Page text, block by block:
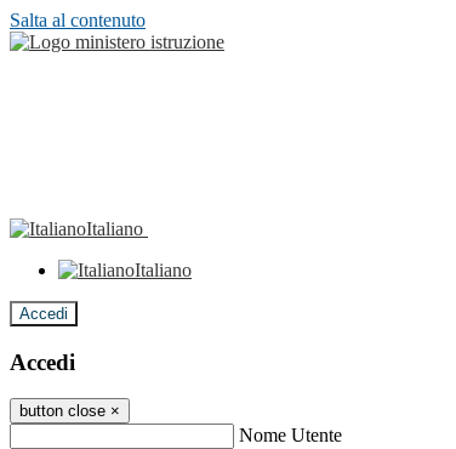
Salta al contenuto
Italiano
Italiano
Accedi
Accedi
button close ×
Nome Utente